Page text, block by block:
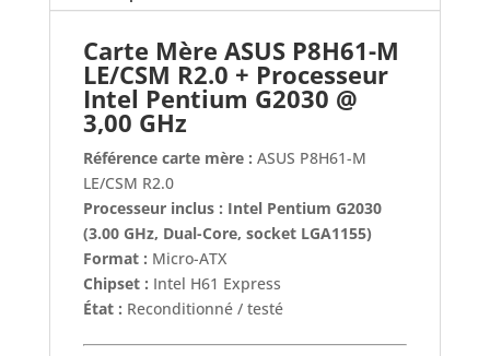
+
Pentium
G2030
Carte Mère ASUS P8H61-M
LE/CSM R2.0 + Processeur
Intel Pentium G2030 @
3,00 GHz
Référence carte mère : ASUS P8H61-M
LE/CSM R2.0
Processeur inclus : Intel Pentium G2030
(3.00 GHz, Dual-Core, socket LGA1155)
Format : Micro-ATX
Chipset : Intel H61 Express
État : Reconditionné / testé